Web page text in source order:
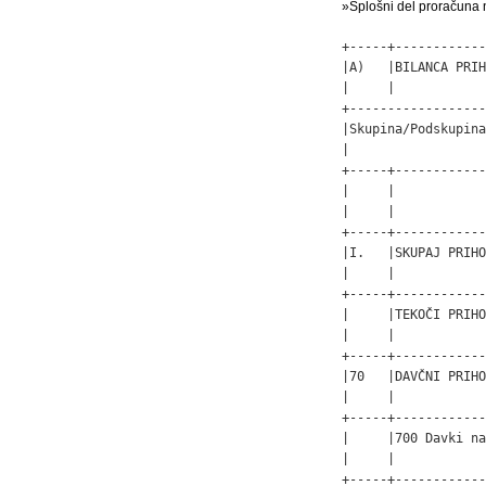
»Splošni del proračuna
+-----+-------------------------------------------------------+------------+
|A)   |BILANCA PRIHODKOV IN ODHODKOV                          |            |
|     |                                                       |            |
+-------------------------------------------------------------+------------+
|Skupina/Podskupina kontov                                    |    Proračun|
|                                                             |   leta 2006|
+-----+-------------------------------------------------------+------------+
|     |                                                       |       v SIT|
|     |                                                       |            |
+-----+-------------------------------------------------------+------------+
|I.   |SKUPAJ PRIHODKI (70+71+72+73+74)                       | 502.189.000|
|     |                                                       |            |
+-----+-------------------------------------------------------+------------+
|     |TEKOČI PRIHODKI (70+71)                                | 256.955.000|
|     |                                                       |            |
+-----+-------------------------------------------------------+------------+
|70   |DAVČNI PRIHODKI                                        | 174.334.000|
|     |                                                       |            |
+-----+-------------------------------------------------------+------------+
|     |700 Davki na dohodek na dobiček                        | 138.218.000|
|     |                                                       |            |
+-----+-------------------------------------------------------+------------+
|     |703 Davki na premoženje                                |  19.687.000|
|     |                                                       |            |
+-----+-------------------------------------------------------+------------+
|     |704 Domači davki na blago in storitve                  |  16.429.000|
|     |                                                       |            |
+-----+-------------------------------------------------------+------------+
|     |706 Drugi davki                                        |           0|
|     |                                                       |            |
+-----+-------------------------------------------------------+------------+
|71   |NEDAVČNI